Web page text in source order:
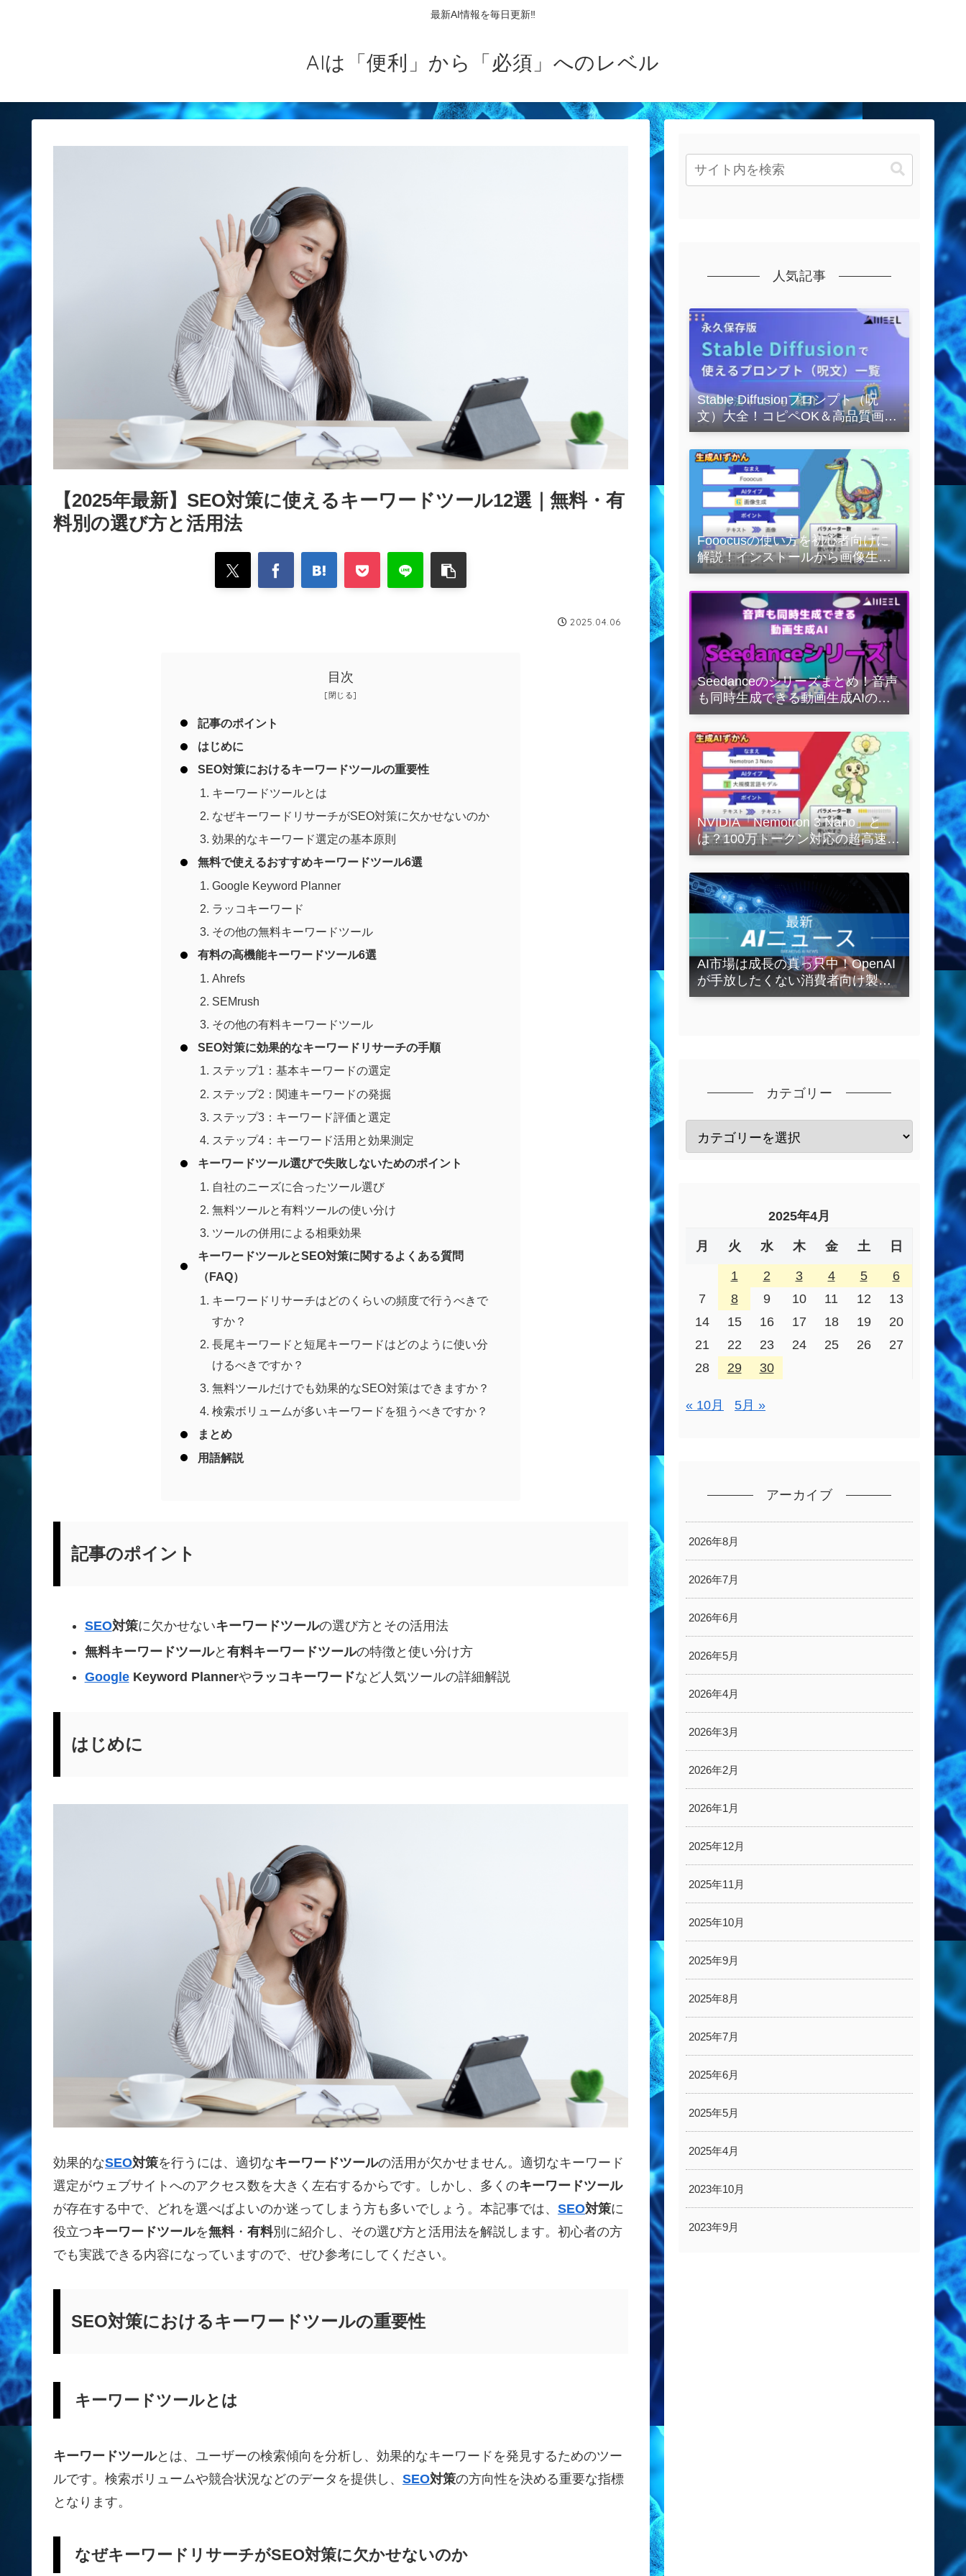
最新AI情報を毎日更新‼
AIは「便利」から「必須」へのレベル
【2025年最新】SEO対策に使えるキーワードツール12選｜無料・有
料別の選び方と活用法
2025.04.06
目次
記事のポイント
はじめに
SEO対策におけるキーワードツールの重要性
キーワードツールとは
なぜキーワードリサーチがSEO対策に欠かせないのか
効果的なキーワード選定の基本原則
無料で使えるおすすめキーワードツール6選
Google Keyword Planner
ラッコキーワード
その他の無料キーワードツール
有料の高機能キーワードツール6選
Ahrefs
SEMrush
その他の有料キーワードツール
SEO対策に効果的なキーワードリサーチの手順
ステップ1：基本キーワードの選定
ステップ2：関連キーワードの発掘
ステップ3：キーワード評価と選定
ステップ4：キーワード活用と効果測定
キーワードツール選びで失敗しないためのポイント
自社のニーズに合ったツール選び
無料ツールと有料ツールの使い分け
ツールの併用による相乗効果
キーワードツールとSEO対策に関するよくある質問
（FAQ）
キーワードリサーチはどのくらいの頻度で行うべきで
すか？
長尾キーワードと短尾キーワードはどのように使い分
けるべきですか？
無料ツールだけでも効果的なSEO対策はできますか？
検索ボリュームが多いキーワードを狙うべきですか？
まとめ
用語解説
記事のポイント
SEO対策に欠かせないキーワードツールの選び方とその活用法
無料キーワードツールと 有料キーワードツールの特徴と使い分け方
GoogleKeyword Plannerやラッコキーワードなど人気ツールの詳細解説
はじめに
効果的なSEO対策を行うには、適切なキーワードツールの活用が欠かせません。適切なキーワード
選定がウェブサイトへのアクセス数を大きく左右するからです。しかし、多くのキーワードツール
が存在する中で、どれを選べばよいのか迷ってしまう方も多いでしょう。本記事では、 SEO対策に
役立つキーワードツールを無料・ 有料別に紹介し、その選び方と活用法を解説します。初心者の方
でも実践できる内容になっていますので、ぜひ参考にしてください。
SEO対策におけるキーワードツールの重要性
キーワードツールとは
キーワードツールとは、ユーザーの検索傾向を分析し、効果的なキーワードを発見するためのツー
ルです。検索ボリュームや競合状況などのデータを提供し、 SEO対策の方向性を決める重要な指標
となります。
なぜキーワードリサーチがSEO対策に欠かせないのか
人気記事
Stable Diffusionプロンプト（呪
文）大全！コピペOK＆高品質画像
を作るコツの完全保存版
Fooocusの使い方を初心者向けに
解説！インストールから画像生成
の実践まで紹介
Seedanceのシリーズまとめ！音声
も同時生成できる動画生成AIの全
容を解説
NVIDIA「Nemotron 3 Nano」と
は？100万トークン対応の超高速
LLMを徹底解説
AI市場は成長の真っ只中！OpenAI
が手放したくない消費者向け製品
とは？
カテゴリー
2025年4月
月 火 水 木 金 土 日
1 2 3 4 5
6
7
8 9 10 11 12
13
14
15 16 17 18 19
20
21
22 23 24 25 26
27
28
29 30
« 10月 5月 »
アーカイブ
2026年8月
2026年7月
2026年6月
2026年5月
2026年4月
2026年3月
2026年2月
2026年1月
2025年12月
2025年11月
2025年10月
2025年9月
2025年8月
2025年7月
2025年6月
2025年5月
2025年4月
2023年10月
2023年9月